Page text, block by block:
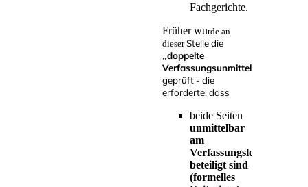
Fachgerichte.
Früher wurde an
dieserStelle die
„doppelte
Verfassungsunmittelbarkeit“
geprüft - die
erforderte, dass
beide Seiten
unmittelbar
am
Verfassungsleben
beteiligt sind
(formelles